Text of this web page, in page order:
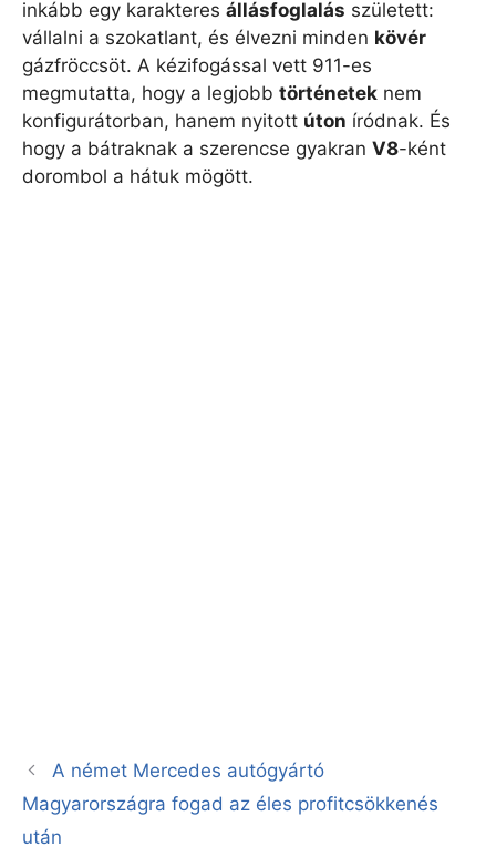
inkább egy karakteres állásfoglalás született:
vállalni a szokatlant, és élvezni minden kövér
gázfröccsöt. A kézifogással vett 911-es
megmutatta, hogy a legjobb történetek nem
konfigurátorban, hanem nyitott úton íródnak. És
hogy a bátraknak a szerencse gyakran V8-ként
dorombol a hátuk mögött.
A német Mercedes autógyártó
Magyarországra fogad az éles profitcsökkenés
után